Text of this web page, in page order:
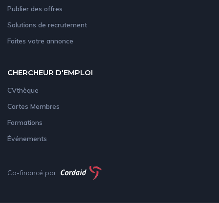
Publier des offres
Solutions de recrutement
Faites votre annonce
CHERCHEUR D'EMPLOI
CVthèque
Cartes Membres
Formations
Événements
Co-financé par